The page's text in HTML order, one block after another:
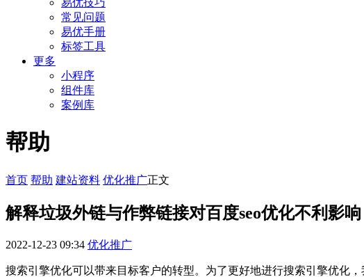
易优技巧
常见问题
易优手册
标签工具
更多
小程序
组件库
案例库
帮助
首页 帮助 建站资料 优化推广正文
解释垃圾外链与作弊链接对百度seo优化不利影响
2022-12-23 09:34 优化推广
搜索引擎优化可以带来目标客户的转型。为了更好地进行搜索引擎优化